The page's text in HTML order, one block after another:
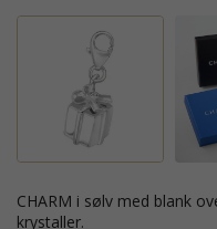
CHARM i sølv med blank overflate og 1 fasettslipte hvite
krystaller.